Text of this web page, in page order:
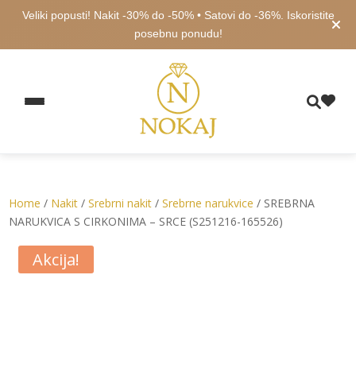
Veliki popusti! Nakit -30% do -50% • Satovi do -36%. Iskoristite
posebnu ponudu!
Home / Nakit /Srebrni nakit /Srebrne narukvice / SREBRNA
NARUKVICA S CIRKONIMA – SRCE (S251216-165526)
Akcija!